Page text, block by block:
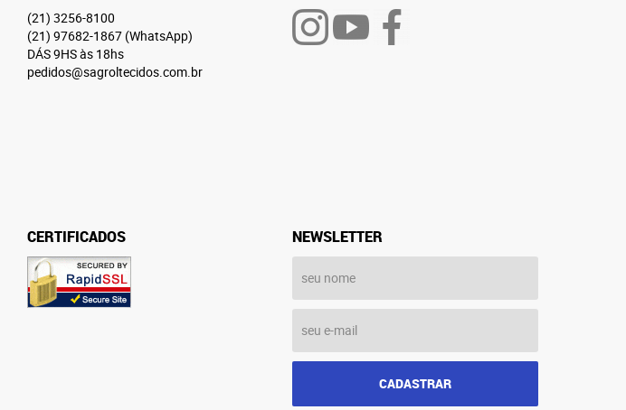
(21) 3256-8100
(21) 97682-1867 (WhatsApp)
DÁS 9HS às 18hs
pedidos@sagroltecidos.com.br
CERTIFICADOS NEWSLETTER
CADASTRAR